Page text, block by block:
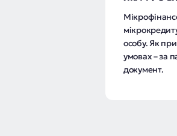
особу. Як
умовах – за
документ.